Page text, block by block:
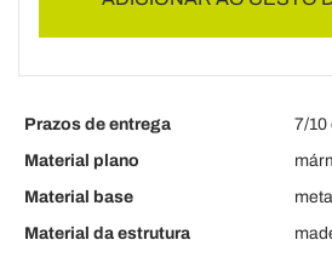
Prazos de entrega
7/10
Material plano
Material base
Material da estrutura